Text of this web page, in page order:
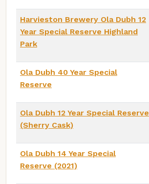
Harvieston Brewery Ola Dubh 12
Year Special Reserve Highland
Park
Ola Dubh 40 Year Special
Reserve
Ola Dubh 12 Year Special Reserve
(Sherry Cask)
Ola Dubh 14 Year Special
Reserve (2021)